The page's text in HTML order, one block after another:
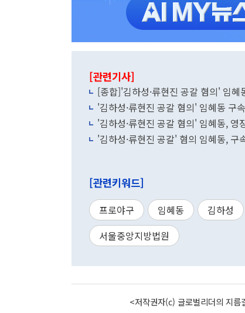
[관련기사]
[종합]'김하성·류현진 공갈 혐의' 임
'김하성·류현진 공갈 혐의' 임혜동 구
'김하성·류현진 공갈 혐의' 임혜동, 영
'김하성·류현진 공갈' 혐의 임혜동, 구
[관련키워드]
프로야구 임혜동 김하성
서울중앙지방법원
<저작권자(c) 글로벌리더의 지